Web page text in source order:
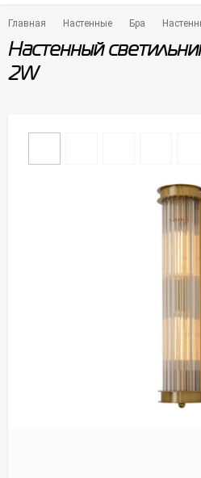
Главная Настенные Бра
Настенный
2W